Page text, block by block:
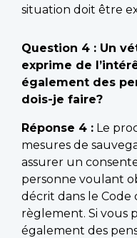
situation doit être
Question 4 : Un
exprime de
également des
dois-je faire?
Réponse 4 : Le
mesures de
assurer un
personne voulant
décrit dans le Code
règlement. Si vous
également des